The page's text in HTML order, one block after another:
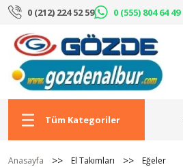
0 (212) 224 52 59 0 (555) 804 64 49
Tüm Kategoriler
Anasayfa El Takımları Eğeler